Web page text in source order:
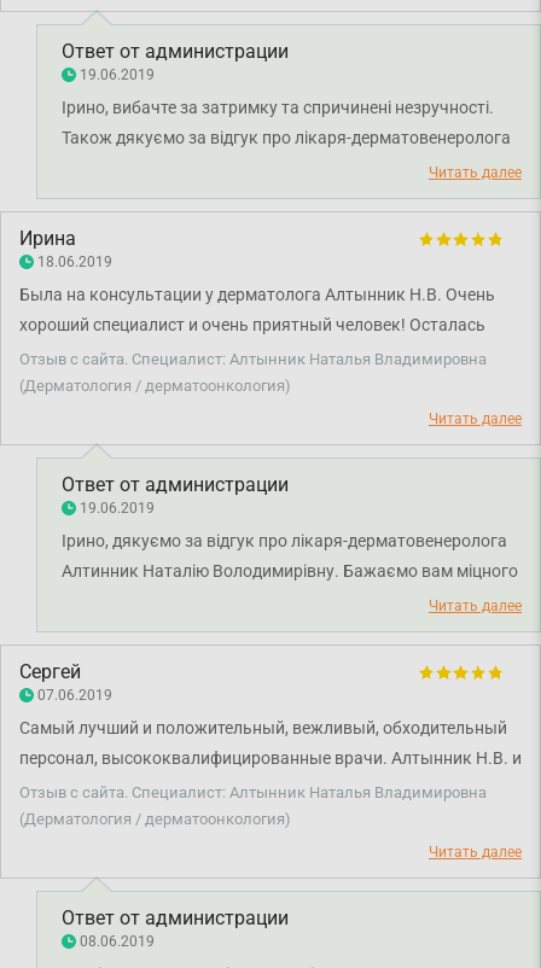
Ответ от администрации
19.06.2019
Ірино, вибачте за затримку та спричинені незручності.
Також дякуємо за відгук про лікаря-дерматовенеролога
Алтинник Наталію Володимирівну. Бажаємо вам міцного
здоров'я.
Читать далее
Ирина
18.06.2019
Была на консультации у дерматолога Алтынник Н.В. Очень
хороший специалист и очень приятный человек! Осталась
довольна.
Отзыв с сайта. Специалист: Алтынник Наталья Владимировна
(Дерматология / дерматоонкология)
Читать далее
Ответ от администрации
19.06.2019
Ірино, дякуємо за відгук про лікаря-дерматовенеролога
Алтинник Наталію Володимирівну. Бажаємо вам міцного
Читать далее
Сергей
07.06.2019
Самый лучший и положительный, вежливый, обходительный
персонал, высококвалифицированные врачи. Алтынник Н.В. и
Метляков А.А. - замечательные специалисты!
Отзыв с сайта. Специалист: Алтынник Наталья Владимировна
(Дерматология / дерматоонкология)
Читать далее
Ответ от администрации
08.06.2019